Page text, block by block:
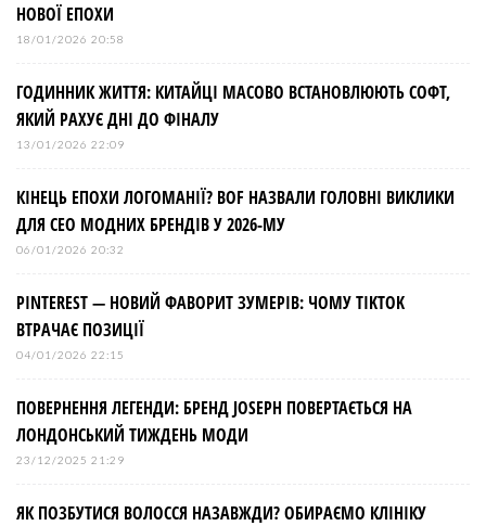
НОВОЇ ЕПОХИ
18/01/2026 20:58
ГОДИННИК ЖИТТЯ: КИТАЙЦІ МАСОВО ВСТАНОВЛЮЮТЬ СОФТ,
ЯКИЙ РАХУЄ ДНІ ДО ФІНАЛУ
13/01/2026 22:09
КІНЕЦЬ ЕПОХИ ЛОГОМАНІЇ? BOF НАЗВАЛИ ГОЛОВНІ ВИКЛИКИ
ДЛЯ СЕО МОДНИХ БРЕНДІВ У 2026-МУ
06/01/2026 20:32
PINTEREST — НОВИЙ ФАВОРИТ ЗУМЕРІВ: ЧОМУ TIKTOK
ВТРАЧАЄ ПОЗИЦІЇ
04/01/2026 22:15
ПОВЕРНЕННЯ ЛЕГЕНДИ: БРЕНД JOSEPH ПОВЕРТАЄТЬСЯ НА
ЛОНДОНСЬКИЙ ТИЖДЕНЬ МОДИ
23/12/2025 21:29
ЯК ПОЗБУТИСЯ ВОЛОССЯ НАЗАВЖДИ? ОБИРАЄМО КЛІНІКУ